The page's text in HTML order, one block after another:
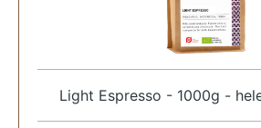
Light Espresso - 1000g -